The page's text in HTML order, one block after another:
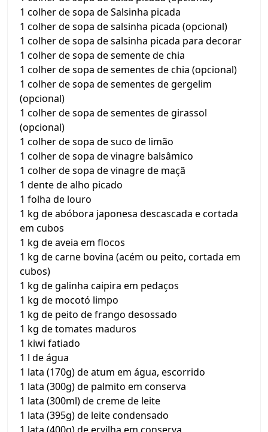
1 colher de sopa de Salsinha picada
1 colher de sopa de salsinha picada (opcional)
1 colher de sopa de salsinha picada para decorar
1 colher de sopa de semente de chia
1 colher de sopa de sementes de chia (opcional)
1 colher de sopa de sementes de gergelim
(opcional)
1 colher de sopa de sementes de girassol
(opcional)
1 colher de sopa de suco de limão
1 colher de sopa de vinagre balsâmico
1 colher de sopa de vinagre de maçã
1 dente de alho picado
1 folha de louro
1 kg de abóbora japonesa descascada e cortada
em cubos
1 kg de aveia em flocos
1 kg de carne bovina (acém ou peito, cortada em
cubos)
1 kg de galinha caipira em pedaços
1 kg de mocotó limpo
1 kg de peito de frango desossado
1 kg de tomates maduros
1 kiwi fatiado
1 l de água
1 lata (170g) de atum em água, escorrido
1 lata (300g) de palmito em conserva
1 lata (300ml) de creme de leite
1 lata (395g) de leite condensado